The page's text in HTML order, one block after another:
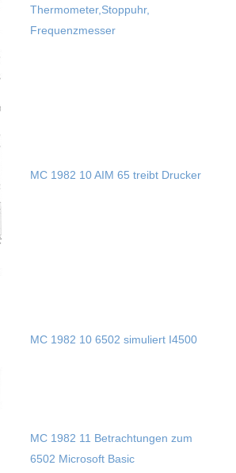
Thermometer,Stoppuhr,
Frequenzmesser
MC 1982 10 AIM 65 treibt Drucker
MC 1982 10 6502 simuliert I4500
MC 1982 11 Betrachtungen zum
6502 Microsoft Basic